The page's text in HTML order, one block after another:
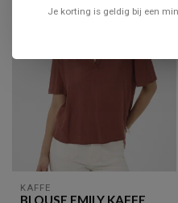
KAFFE
BLOUSE EMILY KAFFE
Je korting is geldig bij een